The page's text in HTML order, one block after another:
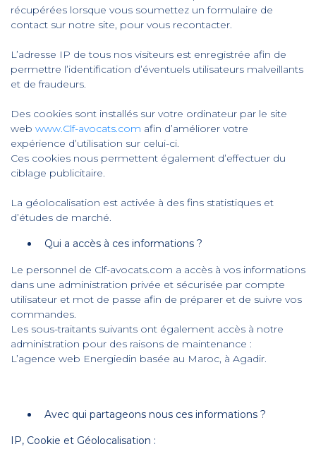
récupérées lorsque vous soumettez un formulaire de
contact sur notre site, pour vous recontacter.
L’adresse IP de tous nos visiteurs est enregistrée afin de
permettre l’identification d’éventuels utilisateurs malveillants
et de fraudeurs.
Des cookies sont installés sur votre ordinateur par le site
web www.Clf-avocats.com afin d’améliorer votre
expérience d’utilisation sur celui-ci.
Ces cookies nous permettent également d’effectuer du
ciblage publicitaire.
La géolocalisation est activée à des fins statistiques et
d’études de marché.
Qui a accès à ces informations ?
Le personnel de Clf-avocats.com a accès à vos informations
dans une administration privée et sécurisée par compte
utilisateur et mot de passe afin de préparer et de suivre vos
commandes.
Les sous-traitants suivants ont également accès à notre
administration pour des raisons de maintenance :
L’agence web Energiedin basée au Maroc, à Agadir.
Avec qui partageons nous ces informations ?
IP, Cookie et Géolocalisation :